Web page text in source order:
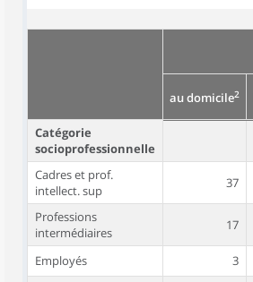
au domicile2
Catégorie
socioprofessionnelle
Cadres et prof.
intellect. sup
37
Professions
intermédiaires
17
Employés 3